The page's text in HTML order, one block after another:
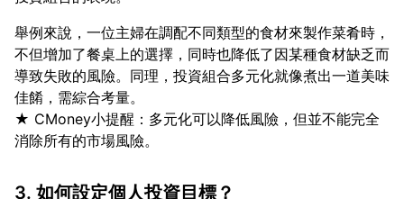
舉例來說，一位主婦在調配不同類型的食材來製作菜肴時，
不但增加了餐桌上的選擇，同時也降低了因某種食材缺乏而
導致失敗的風險。同理，投資組合多元化就像煮出一道美味
佳餚，需綜合考量。
★ CMoney小提醒：多元化可以降低風險，但並不能完全
3. 如何設定個人投資目標？